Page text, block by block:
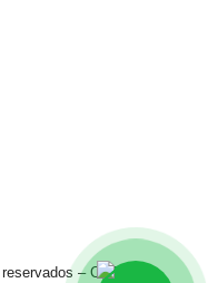
– CNPJ